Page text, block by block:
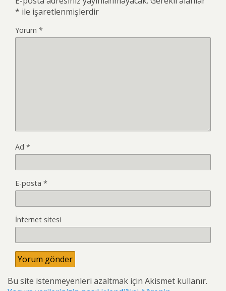
* ile işaretlenmişlerdir
Yorum *
Ad *
E-posta *
İnternet sitesi
Bu site istenmeyenleri azaltmak için Akismet kullanır.